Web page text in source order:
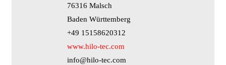
76316 Malsch
Baden Württemberg
+49 15158620312
www.hilo-tec.com
info@hilo-tec.com